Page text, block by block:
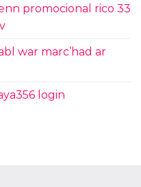
promocional rico 33
war marc’had ar
login